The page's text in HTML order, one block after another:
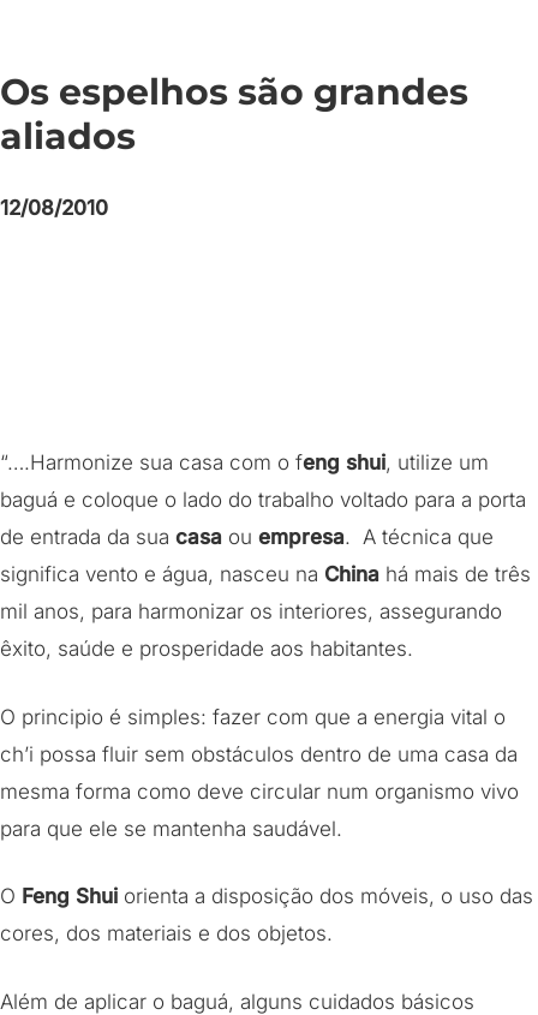
Os espelhos são grandes
aliados
12/08/2010
“….Harmonize sua casa com o feng shui, utilize um
baguá e coloque o lado do trabalho voltado para a porta
de entrada da sua casa ou empresa. A técnica que
significa vento e água, nasceu na China há mais de três
mil anos, para harmonizar os interiores, assegurando
êxito, saúde e prosperidade aos habitantes.
O principio é simples: fazer com que a energia vital o
ch’i possa fluir sem obstáculos dentro de uma casa da
mesma forma como deve circular num organismo vivo
para que ele se mantenha saudável.
O Feng Shui orienta a disposição dos móveis, o uso das
cores, dos materiais e dos objetos.
Além de aplicar o baguá, alguns cuidados básicos